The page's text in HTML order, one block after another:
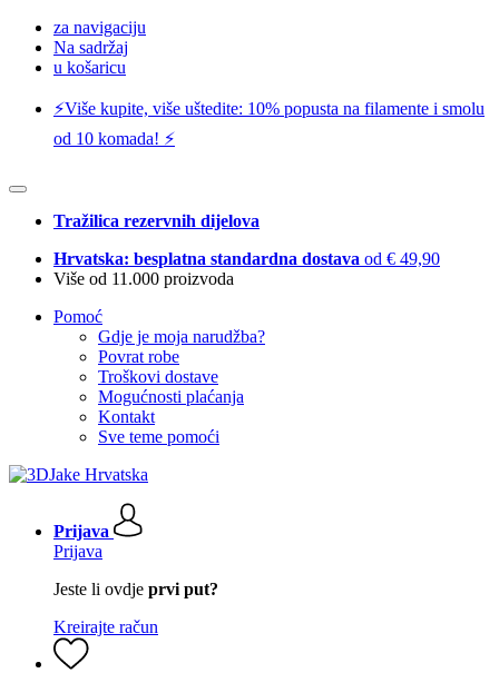
za navigaciju
Na sadržaj
u košaricu
⚡️Više kupite, više uštedite: 10% popusta na filamente i smolu
od 10 komada! ⚡️
Tražilica rezervnih dijelova
Hrvatska: besplatna standardna dostava od € 49,90
Više od 11.000 proizvoda
Pomoć
Gdje je moja narudžba?
Povrat robe
Troškovi dostave
Mogućnosti plaćanja
Kontakt
Sve teme pomoći
Prijava
Prijava
Jeste li ovdje prvi put?
Kreirajte račun